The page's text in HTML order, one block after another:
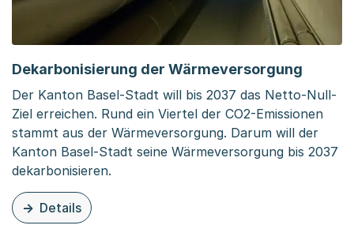
Dekarbonisierung der Wärmeversorgung
Der Kanton Basel-Stadt will bis 2037 das Netto-Null-
Ziel erreichen. Rund ein Viertel der CO2-Emissionen
stammt aus der Wärmeversorgung. Darum will der
Kanton Basel-Stadt seine Wärmeversorgung bis 2037
dekarbonisieren.
Details
zu dieser Organisationsseite: Dekarbonisierung der